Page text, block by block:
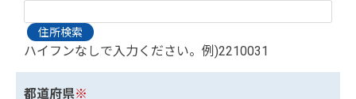
ハイフンなしで入力ください。例)2210031
都道府県※